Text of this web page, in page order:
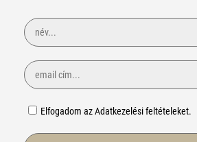
Elfogadom az Adatkezelési feltételeket.